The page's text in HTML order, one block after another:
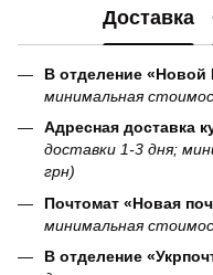
Доставка
В отделение «Новой
минимальная
Адресная доставка
доставки 1-3 дня;
грн)
Почтомат «Новая
минимальная
В отделение